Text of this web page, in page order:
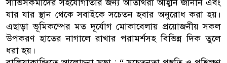
সার্ভিসকর্মীদের সহযোগীতার জন্য অতিথিরা আহ্বান জানান এবং
যার যার স্থান থেকে সবাইকে সচেতন হবার অনুরোধ করা হয়।
এছাড়া ভূমিকম্পের মত দূর্যোগ মোকাবেলায় প্রয়োজনীয় সকল
উপকরণ হাতের নাগালে রাখার পরামর্শসহ বিভিন্ন দিক তুলে
ধরা হয়।